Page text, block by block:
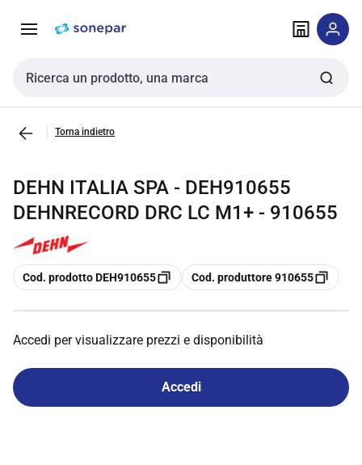
navigazione alla
Cerca input
Torna indietro
DEHN ITALIA SPA - DEH910655
DEHNRECORD DRC LC M1+ - 910655
copia
Cod. prodotto DEH910655 copia
Cod. produttore 910655
Accedi per visualizzare prezzi e disponibilità
Accedi